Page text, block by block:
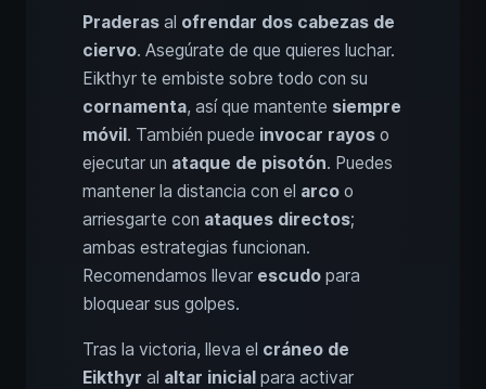
Praderas al ofrendar dos cabezas de
ciervo. Asegúrate de que quieres luchar.
Eikthyr te embiste sobre todo con su
cornamenta, así que mantente siempre
móvil. También puede invocar rayos o
ejecutar un ataque de pisotón. Puedes
mantener la distancia con el arco o
arriesgarte con ataques directos;
ambas estrategias funcionan.
Recomendamos llevar escudo para
bloquear sus golpes.
Tras la victoria, lleva el cráneo de
Eikthyr al altar inicial para activar